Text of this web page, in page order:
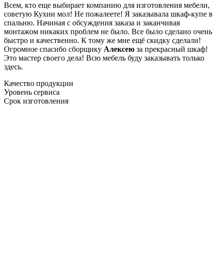
Всем, кто еще выбирает компанию для изготовления мебели,
советую Кухни мол! Не пожалеете! Я заказывала шкаф-купе в
спальню. Начиная с обсуждения заказа и заканчивая
монтажом никаких проблем не было. Все было сделано очень
быстро и качественно. К тому же мне ещё скидку сделали!
Огромное спасибо сборщику Алексею за прекрасный шкаф!
Это мастер своего дела! Всю мебель буду заказывать только
здесь.
Качество продукции
Уровень сервиса
Срок изготовления